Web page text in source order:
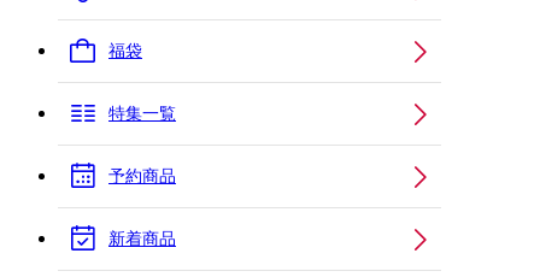
福袋
特集一覧
予約商品
新着商品